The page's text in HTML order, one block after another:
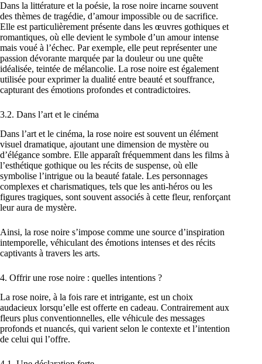
Dans la littérature et la poésie, la rose noire incarne souvent
des thèmes de tragédie, d’amour impossible ou de sacrifice.
Elle est particulièrement présente dans les œuvres gothiques et
romantiques, où elle devient le symbole d’un amour intense
mais voué à l’échec. Par exemple, elle peut représenter une
passion dévorante marquée par la douleur ou une quête
idéalisée, teintée de mélancolie. La rose noire est également
utilisée pour exprimer la dualité entre beauté et souffrance,
capturant des émotions profondes et contradictoires.
3.2. Dans l’art et le cinéma
Dans l’art et le cinéma, la rose noire est souvent un élément
visuel dramatique, ajoutant une dimension de mystère ou
d’élégance sombre. Elle apparaît fréquemment dans les films à
l’esthétique gothique ou les récits de suspense, où elle
symbolise l’intrigue ou la beauté fatale. Les personnages
complexes et charismatiques, tels que les anti-héros ou les
figures tragiques, sont souvent associés à cette fleur, renforçant
leur aura de mystère.
Ainsi, la rose noire s’impose comme une source d’inspiration
intemporelle, véhiculant des émotions intenses et des récits
captivants à travers les arts.
4. Offrir une rose noire : quelles intentions ?
La rose noire, à la fois rare et intrigante, est un choix
audacieux lorsqu’elle est offerte en cadeau. Contrairement aux
fleurs plus conventionnelles, elle véhicule des messages
profonds et nuancés, qui varient selon le contexte et l’intention
de celui qui l’offre.